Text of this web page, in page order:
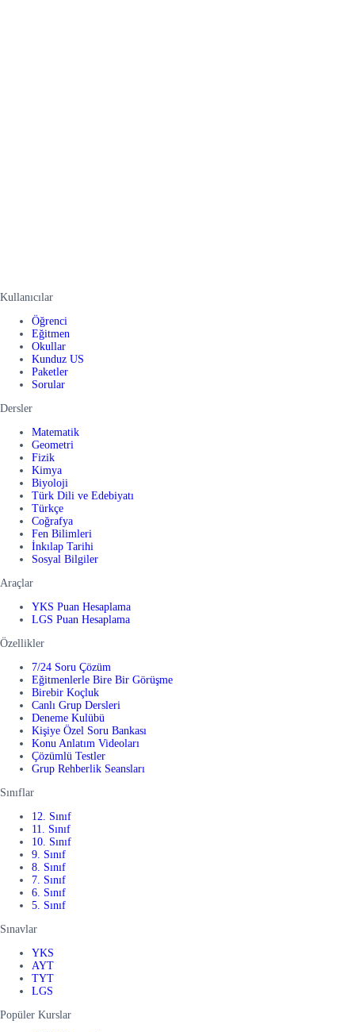
Kullanıcılar
Öğrenci
Eğitmen
Okullar
Kunduz US
Paketler
Sorular
Dersler
Matematik
Geometri
Fizik
Kimya
Biyoloji
Türk Dili ve Edebiyatı
Türkçe
Coğrafya
Fen Bilimleri
İnkılap Tarihi
Sosyal Bilgiler
Araçlar
YKS Puan Hesaplama
LGS Puan Hesaplama
Özellikler
7/24 Soru Çözüm
Eğitmenlerle Bire Bir Görüşme
Birebir Koçluk
Canlı Grup Dersleri
Deneme Kulübü
Kişiye Özel Soru Bankası
Konu Anlatım Videoları
Çözümlü Testler
Grup Rehberlik Seansları
Sınıflar
12. Sınıf
11. Sınıf
10. Sınıf
9. Sınıf
8. Sınıf
7. Sınıf
6. Sınıf
5. Sınıf
Sınavlar
YKS
AYT
TYT
LGS
Popüler Kurslar